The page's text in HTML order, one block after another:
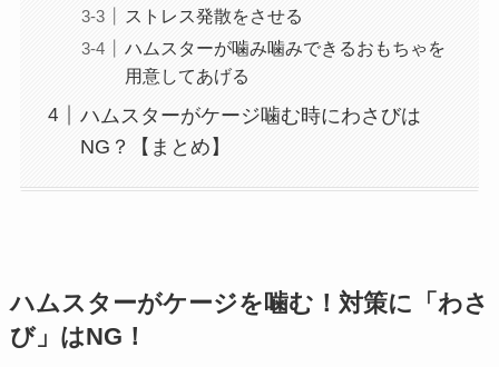
ストレス発散をさせる
ハムスターが噛み噛みできるおもちゃを
用意してあげる
ハムスターがケージ噛む時にわさびは
NG？【まとめ】
ハムスターがケージを噛む！対策に「わさ
び」はNG！